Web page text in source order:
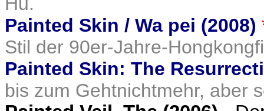
Painted Skin / Wa pei (2008)
Stil der 90er-Jahre-
Painted Skin: The
bis zum Gehtnichtmehr, aber